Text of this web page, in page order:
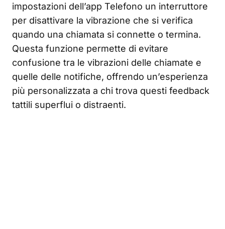
impostazioni dell’app Telefono un interruttore
per disattivare la vibrazione che si verifica
quando una chiamata si connette o termina.
Questa funzione permette di evitare
confusione tra le vibrazioni delle chiamate e
quelle delle notifiche, offrendo un’esperienza
più personalizzata a chi trova questi feedback
tattili superflui o distraenti.